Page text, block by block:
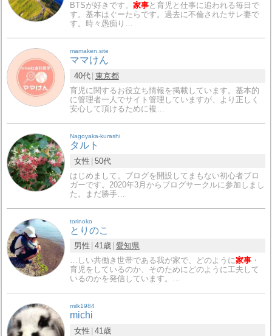
BTSが好きです。家事と育児と仕事に追われる毎日で
す。基本はぐーたらです。過去に不倫されたサレ妻で
す。時々愚痴り…
mamaken.site
ママけん
40代 東京都
育児に関するお役立ち情報を掲載しています。基本的
に管理者一人でサイト管理していますが、より正しく
安心して頂けるために複…
Nagoyaka-kurashi
タルト
女性 50代
はじめまして。ブログを開設してまもない初心者ブロ
ガーです。2020年3月からブログサークルに参加しまし
た。まだ勝手…
torinoko
とりのこ
男性 41歳 愛知県
…しい共働き世帯である我が家で、どのように家事 ・
育児をしているのか、そのためにどのように工夫して
いるのかを発信しています。…
milk1984
michi
女性 41歳